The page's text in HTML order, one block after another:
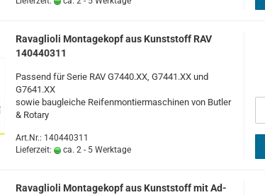
Ra­vaglio­li Mon­ta­ge­kopf aus Kunst­stoff RAV
140440311
Pas­send für Serie RAV G7440.XX, G7441.XX und
G7641.XX
sowie bau­glei­che Rei­fen­mon­tier­ma­schi­nen von But­ler
& Ro­ta­ry
Art.Nr.: 140440311
Lieferzeit:
ca. 2 - 5 Werktage
Ra­vaglio­li Mon­ta­ge­kopf aus Kunst­stoff mit Ad­